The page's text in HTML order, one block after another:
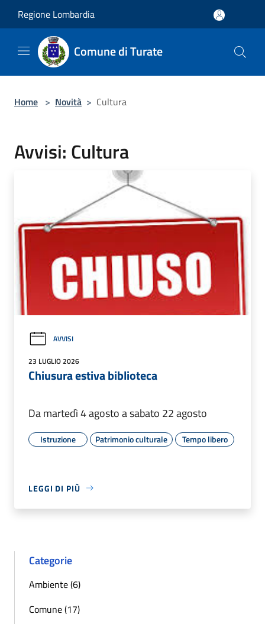
Regione Lombardia
Comune di Turate
Home > Novità > Cultura
Avvisi: Cultura
AVVISI
23 LUGLIO 2026
Chiusura estiva biblioteca
Da martedì 4 agosto a sabato 22 agosto
Istruzione Patrimonio culturale Tempo libero
LEGGI DI PIÙ
Categorie
Ambiente (6)
Comune (17)